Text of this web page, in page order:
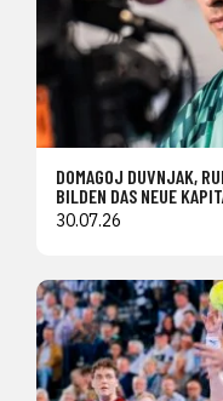
DOMAGOJ DUVNJAK,
BILDEN DAS NEUE
30.07.26